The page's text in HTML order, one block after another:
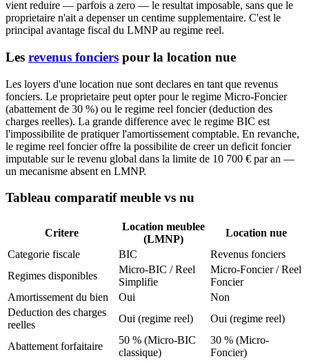
vient reduire — parfois a zero — le resultat imposable, sans que le
proprietaire n'ait a depenser un centime supplementaire. C'est le
principal avantage fiscal du LMNP au regime reel.
Les revenus fonciers pour la location nue
Les loyers d'une location nue sont declares en tant que revenus
fonciers. Le proprietaire peut opter pour le regime Micro-Foncier
(abattement de 30 %) ou le regime reel foncier (deduction des
charges reelles). La grande difference avec le regime BIC est
l'impossibilite de pratiquer l'amortissement comptable. En revanche,
le regime reel foncier offre la possibilite de creer un deficit foncier
imputable sur le revenu global dans la limite de 10 700 € par an —
un mecanisme absent en LMNP.
Tableau comparatif meuble vs nu
Critere
Location meublee
(LMNP)
Location nue
Categorie fiscale
BIC
Revenus fonciers
Regimes disponibles
Micro-BIC / Reel
Simplifie
Micro-Foncier / Reel
Foncier
Amortissement du bien
Oui
Non
Deduction des charges
reelles
Oui (regime reel) Oui (regime reel)
Abattement forfaitaire
50 % (Micro-BIC
classique)
30 % (Micro-
Foncier)